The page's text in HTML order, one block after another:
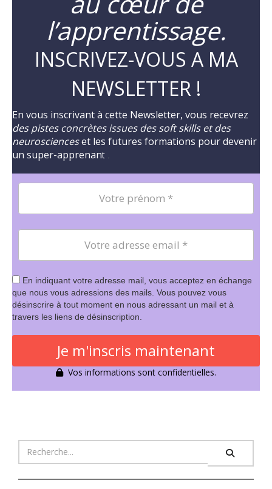
l’apprentissage.
INSCRIVEZ-VOUS A MA
NEWSLETTER !
En vous inscrivant à cette Newsletter, vous recevrez
des pistes concrètes issues des soft skills et des
neuroscienceset les futures formations pour devenir
un super-apprenant
En indiquant votre adresse mail, vous acceptez en échange
que nous vous adressions des mails. Vous pouvez vous
désinscrire à tout moment en nous adressant un mail et à
travers les liens de désinscription.
Je m'inscris maintenant
Vos informations sont confidentielles.